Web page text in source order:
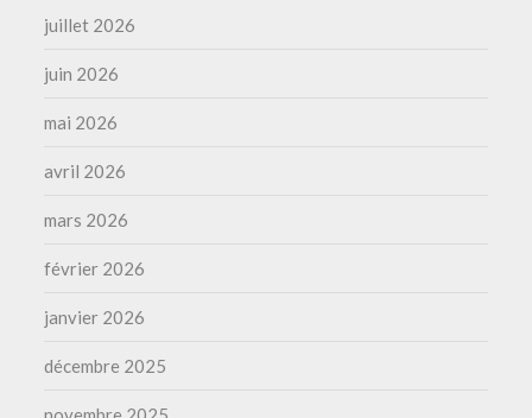
juillet 2026
juin 2026
mai 2026
avril 2026
mars 2026
février 2026
janvier 2026
décembre 2025